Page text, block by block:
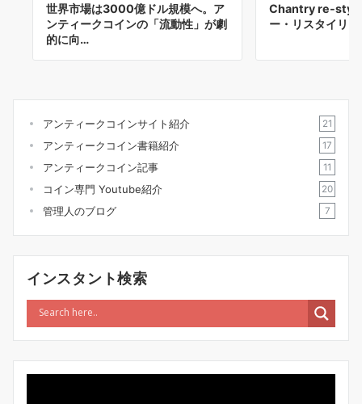
世界市場は3000億ドル規模へ。ア
ンティークコインの「流動性」が劇
的に向…
Chantry re-
ー・リスタイリ
アンティークコインサイト紹介 21
アンティークコイン書籍紹介 17
アンティークコイン記事 11
コイン専門 Youtube紹介 20
管理人のブログ 7
インスタント検索